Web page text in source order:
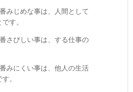
みじめな事は、人間として
す。
さびしい事は、する仕事の
みにくい事は、他人の生活
。